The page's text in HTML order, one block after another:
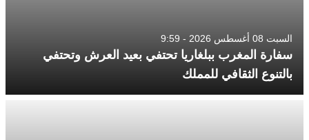
السبت 08 أغسطس 2026 - 9:59
سفارة المغرب ببلغاريا تحتفي بعيد العرش وتحتفي
بالتنوع الثقافي للمملك